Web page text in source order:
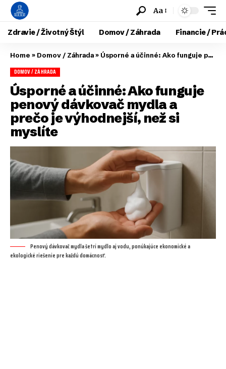
Aa
Zdravie / Životný Štýl Domov / Záhrada Financie /
Home » Domov / Záhrada» Úsporné a účinné: Ako funguje penový dávkovač mydla a prečo je výhodnejší, než si myslíte
DOMOV / ZÁHRADA
Úsporné a účinné: Ako funguje
penový dávkovač mydla a
prečo je výhodnejší, než si
myslíte
Penový dávkovač mydla šetrí mydlo aj vodu, ponúkajúce ekonomické a
ekologické riešenie pre každú domácnosť.